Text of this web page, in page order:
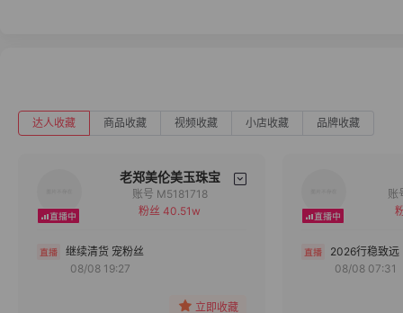
达人收藏 商品收藏 视频收藏 小店收藏 品牌收藏
老郑美伦美玉珠宝
备注
账号 M5181718
粉丝 40.51w
继续清货 宠粉丝
08/08 19:27
立即收藏
2026行稳致远
08/08 07:31